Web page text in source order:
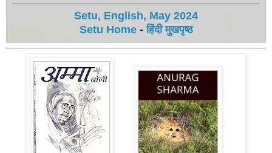
Setu, English, May 2024
Setu Home-हिंदी मुखपृष्ठ